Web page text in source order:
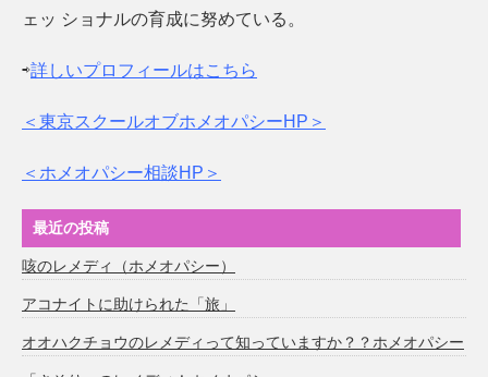
ェッ ショナルの育成に努めている。
⇨詳しいプロフィールはこちら
＜東京スクールオブホメオパシーHP＞
＜ホメオパシー相談HP＞
最近の投稿
咳のレメディ（ホメオパシー）
アコナイトに助けられた「旅」
オオハクチョウのレメディって知っていますか？？ホメオパシー